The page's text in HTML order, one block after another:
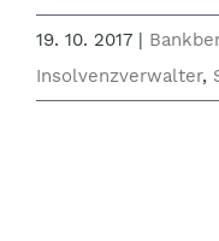
19. 10. 2017 |
Insolvenzverwalter,